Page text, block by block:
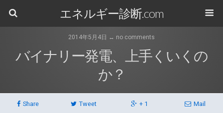
エネルギー診断.com
2014年5月4日 ↔ no comments
バイナリー発電、上手くいくの
か？
Share Tweet + 1 Mail